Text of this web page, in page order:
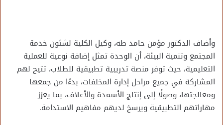
وأضاف الدكتور مؤمن حامد طه، وكيل الكلية لشئون خدمة
المجتمع وتنمية البيئة، أن الوحدة تمثل إضافة نوعية للعملية
التعليمية، حيث توفر منصة تدريبية تطبيقية للطلاب، تتيح لهم
المشاركة في جميع مراحل إدارة المخلفات، بدءًا من جمعها
ومعالجتها، وصولًا إلى إنتاج الأسمدة والأعلاف، بما يعزز
مهاراتهم التطبيقية ويرسخ لديهم مفاهيم الاستدامة.